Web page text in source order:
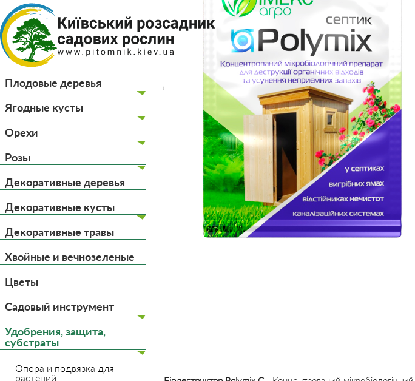
(044) 233-22-13
(097) 233-22-13
(093) 233-22-13
(099) 233-22-13
Главная О нас
Плодовые деревья
Ягодные кусты
Орехи
Розы
Декоративные деревья
Декоративные кусты
Декоративные травы
Хвойные и вечнозеленые
Цветы
Садовый инструмент
Удобрения, защита,
субстраты
Опора и подвязка для
растений
Удобрения, защита, субстраты Удобрения